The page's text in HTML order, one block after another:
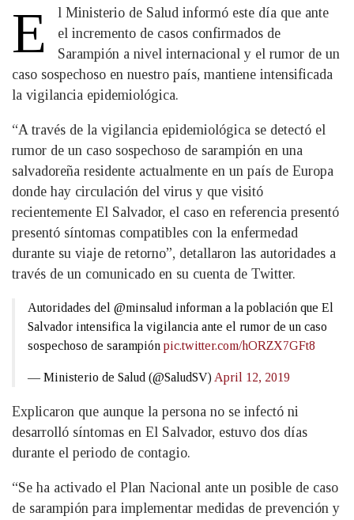
E
l Ministerio de Salud informó este día que ante
el incremento de casos confirmados de
Sarampión a nivel internacional y el rumor de un
caso sospechoso en nuestro país, mantiene intensificada
la vigilancia epidemiológica.
“A través de la vigilancia epidemiológica se detectó el
rumor de un caso sospechoso de sarampión en una
salvadoreña residente actualmente en un país de Europa
donde hay circulación del virus y que visitó
recientemente El Salvador, el caso en referencia presentó
presentó síntomas compatibles con la enfermedad
durante su viaje de retorno”, detallaron las autoridades a
través de un comunicado en su cuenta de Twitter.
Autoridades del @minsalud informan a la población que El
Salvador intensifica la vigilancia ante el rumor de un caso
sospechoso de sarampión pic.twitter.com/hORZX7GFt8
— Ministerio de Salud (@SaludSV) April 12, 2019
Explicaron que aunque la persona no se infectó ni
desarrolló síntomas en El Salvador, estuvo dos días
durante el periodo de contagio.
“Se ha activado el Plan Nacional ante un posible de caso
de sarampión para implementar medidas de prevención y